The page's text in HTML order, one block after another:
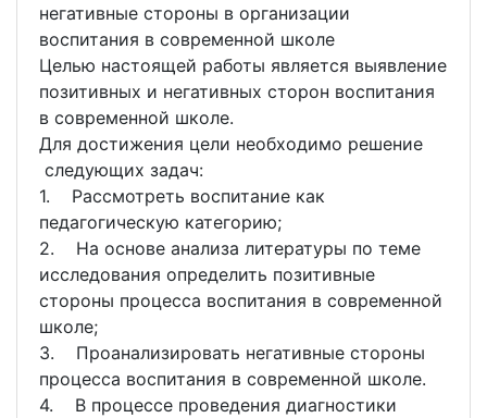
негативные стороны в организации
воспитания в современной школе
Целью настоящей работы является выявление
позитивных и негативных сторон воспитания
в современной школе.
Для достижения цели необходимо решение
следующих задач:
1. Рассмотреть воспитание как
педагогическую категорию;
2. На основе анализа литературы по теме
исследования определить позитивные
стороны процесса воспитания в современной
школе;
3. Проанализировать негативные стороны
процесса воспитания в современной школе.
4. В процессе проведения диагностики